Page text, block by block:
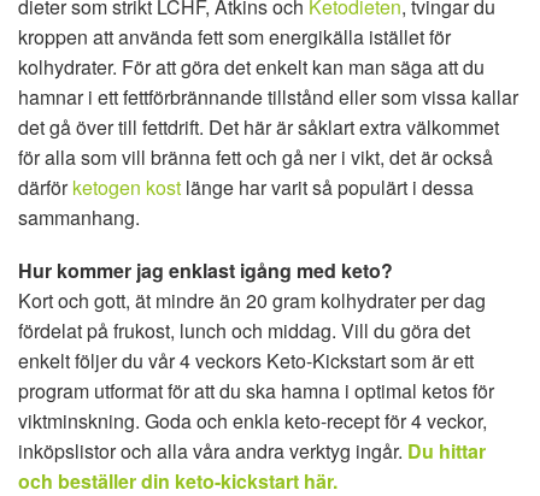
dieter som strikt LCHF, Atkins och Ketodieten, tvingar du
kroppen att använda fett som energikälla istället för
kolhydrater. För att göra det enkelt kan man säga att du
hamnar i ett fettförbrännande tillstånd eller som vissa kallar
det gå över till fettdrift. Det här är såklart extra välkommet
för alla som vill bränna fett och gå ner i vikt, det är också
därförketogen kost länge har varit så populärt i dessa
sammanhang.
Hur kommer jag enklast igång med keto?
Kort och gott, ät mindre än 20 gram kolhydrater per dag
fördelat på frukost, lunch och middag. Vill du göra det
enkelt följer du vår 4 veckors Keto-Kickstart som är ett
program utformat för att du ska hamna i optimal ketos för
viktminskning. Goda och enkla keto-recept för 4 veckor,
inköpslistor och alla våra andra verktyg ingår. Du hittar
och beställer din keto-kickstart här.